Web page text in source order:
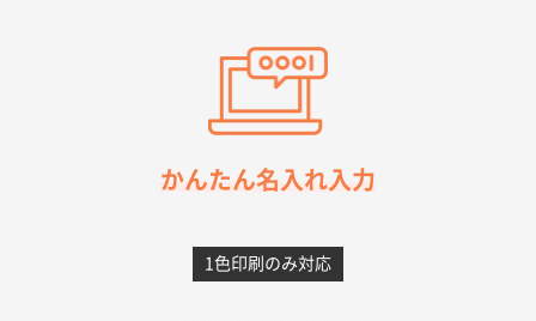
ワンポイント箔押し紙袋 M横サイズ(A4対応)
2026年05月21日 12:56
300枚
2026年05月19日 12:05
かんたん名入れ入力
1色印刷のみ対応